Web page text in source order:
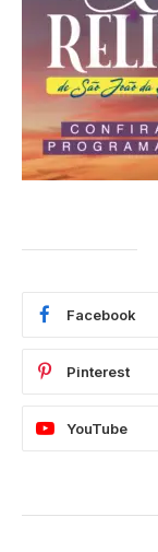
Facebook
Pinterest
YouTube